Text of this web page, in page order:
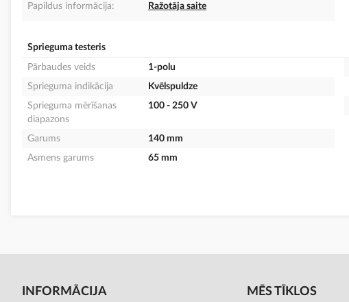
Papildus informācija:
Ražotāja saite
Sprieguma testeris
Pārbaudes veids
1-polu
Sprieguma indikācija
Kvēlspuldze
Sprieguma mērīšanas
diapazons
100 - 250 V
Garums
140 mm
Asmens garums
65 mm
INFORMĀCIJA MĒS TĪKLOS